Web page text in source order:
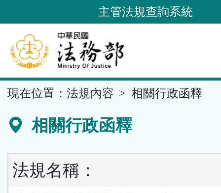
到
要
內
容
區
主管法規查詢系統
現在位置： 法規內容 相關行政函釋
相關行政函釋
法規名稱：